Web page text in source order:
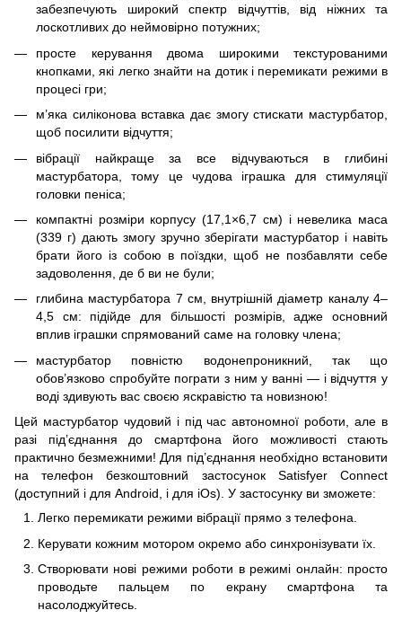
забезпечують широкий спектр відчуттів, від ніжних та
лоскотливих до неймовірно потужних;
просте керування двома широкими текстурованими
кнопками, які легко знайти на дотик і перемикати режими в
процесі гри;
м’яка силіконова вставка дає змогу стискати мастурбатор,
щоб посилити відчуття;
вібрації найкраще за все відчуваються в глибині
мастурбатора, тому це чудова іграшка для стимуляції
головки пеніса;
компактні розміри корпусу (17,1×6,7 см) і невелика маса
(339 г) дають змогу зручно зберігати мастурбатор і навіть
брати його із собою в поїздки, щоб не позбавляти себе
задоволення, де б ви не були;
глибина мастурбатора 7 см, внутрішній діаметр каналу 4–
4,5 см: підійде для більшості розмірів, адже основний
вплив іграшки спрямований саме на головку члена;
мастурбатор повністю водонепроникний, так що
обов’язково спробуйте пограти з ним у ванні — і відчуття у
воді здивують вас своєю яскравістю та новизною!
Цей мастурбатор чудовий і під час автономної роботи, але в
разі під’єднання до смартфона його можливості стають
практично безмежними! Для під’єднання необхідно встановити
на телефон безкоштовний застосунок Satisfyer Connect
(доступний і для Android , і для iOs). У застосунку ви зможете:
Легко перемикати режими вібрації прямо з телефона.
Керувати кожним мотором окремо або синхронізувати їх.
Створювати нові режими роботи в режимі онлайн: просто
проводьте пальцем по екрану смартфона та
насолоджуйтесь.